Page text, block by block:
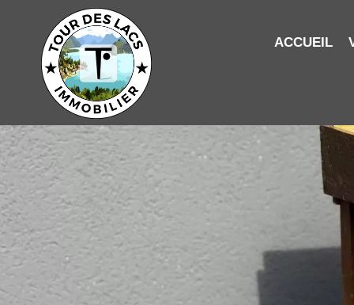
ACCUEIL